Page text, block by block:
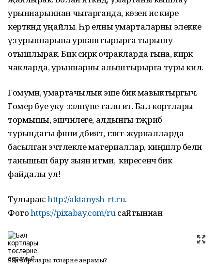
урыннарыннан чыгарганда, көзен исә кире
керткәндә уңайлы. Һәр елны умарталарны элекке
үз урыннарына урнаштырырга тырышу
отышлырак. Бик сирәк очракларда гына, кирәк
чакларда, урыннарны алыштырырга туры килә.
Гомумән, умартачылык эше бик мавыктыргыч.
Гомер буе уку-эзләнүне таләп итә. Бал кортлары
тормышы, эшчәнлеге, алдынгы тәҗрибә
турындагы фәнни әдәбият, гәзит-журналларда
басылган эчтәлекле материаллар, киңәшләр белән
танышып бару зыян итми, ә киресенчә бик
файдалы ул!
Тулырак:http://aktanysh-rt.ru.
Фотоhttps://pixabay.com/ruсайтыннан
Бал кортлары төсләрне аерамы?